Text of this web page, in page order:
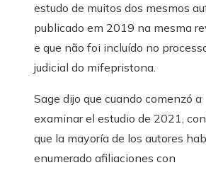
estudo de muitos dos mesmos
publicado em 2019 na mesma
e que não foi incluído no
judicial do mifepristona.
Sage dijo que cuando comenzó a
examinar el estudio de 2021,
que la mayoría de los autores
enumerado afiliaciones con